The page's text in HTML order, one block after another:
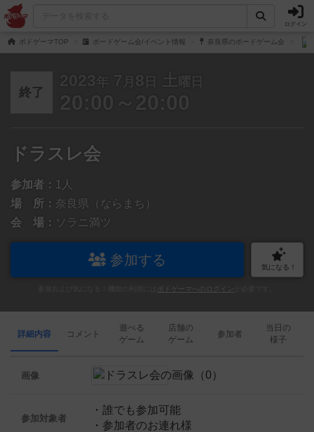
ログイン
ボドゲーマTOP ボードゲーム会/イベント情報 奈良県のボードゲーム会
終了
2023年 7 月 8 日 土 曜日
20:00～20:00
ドラスレ会
参加者： 1人
場 所： 奈良県（ならまち）
会 場： ソラニ満ツ
参加する 気になる！
ボドゲーマへのログイン
詳細内容 コメント
遊べる
ゲーム
店舗の
ゲーム
参加者
当日の
様子
画像
参加対象者
・誰でも参加可能
・参加者のお連れ様